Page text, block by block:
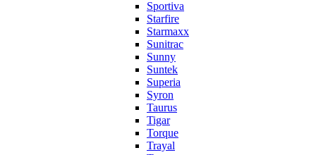
Sportiva
Starfire
Starmaxx
Sunitrac
Sunny
Suntek
Superia
Syron
Taurus
Tigar
Torque
Trayal